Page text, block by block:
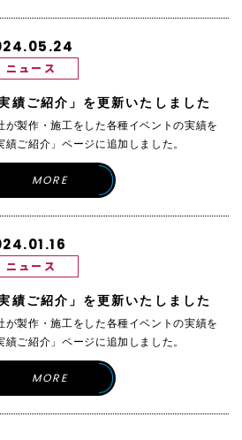
ニュース
実績ご紹介」を更新いたしました
が製作・施工をした各種イベントの実績を
績ご紹介」ページに追加しました。
MORE
ニュース
実績ご紹介」を更新いたしました
が製作・施工をした各種イベントの実績を
績ご紹介」ページに追加しました。
MORE